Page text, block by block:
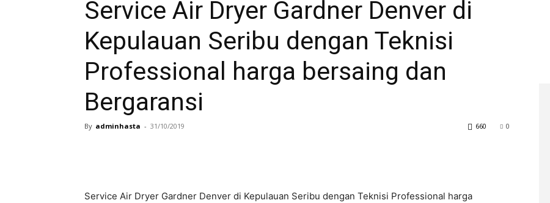
Dryer
|
Service Air Dryer Gardner Denver di
Kepulauan Seribu dengan Teknisi
Professional harga bersaing dan
Bergaransi
By adminhasta - 31/10/2019 0
660
Service Air Dryer Gardner Denver di Kepulauan Seribu dengan Teknisi Professional harga